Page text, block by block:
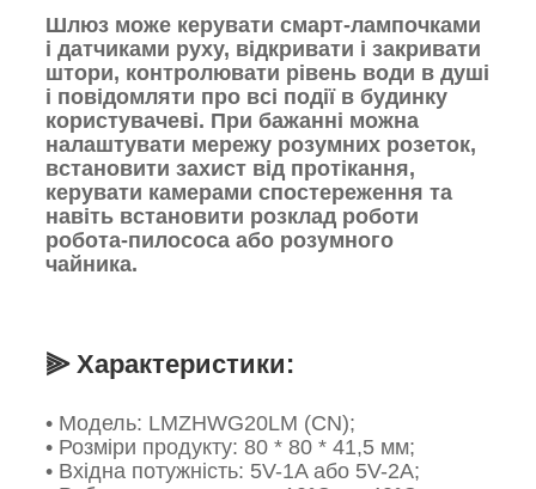
Шлюз може керувати смарт-лампочками
і датчиками руху, відкривати і закривати
штори, контролювати рівень води в душі
і повідомляти про всі події в будинку
користувачеві. При бажанні можна
налаштувати мережу розумних розеток,
встановити захист від протікання,
керувати камерами спостереження та
навіть встановити розклад роботи
робота-пилососа або розумного
чайника.
⫸ Характеристики:
• Модель: LMZHWG20LM (CN);
• Розміри продукту: 80 * 80 * 41,5 мм;
• Вхідна потужність: 5V-1A або 5V-2A;